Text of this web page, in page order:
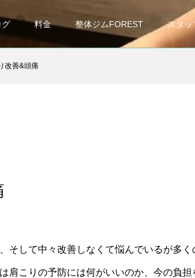
グ 料金 整体ジムFOREST スタッ
改善&頭痛
そして中々改善しなくて悩んでいるが多
肩こりの予防には何がいいのか、今の負